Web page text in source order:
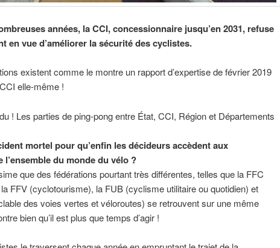
années, la CCI, concessionnaire jusqu’en 2031, refuse
en vue d’améliorer la sécurité des cyclistes.
existent comme le montre un rapport d’expertise de février 2019
elle-même !
! Les parties de ping-pong entre État, CCI, Région et Départements
mortel pour qu’enfin les décideurs accèdent aux
l’ensemble du monde du vélo ?
que des fédérations pourtant très différentes, telles que la FFC
FFV (cyclotourisme), la FUB (cyclisme utilitaire ou quotidien) et
des voies vertes et véloroutes) se retrouvent sur une même
bien qu’il est plus que temps d’agir !